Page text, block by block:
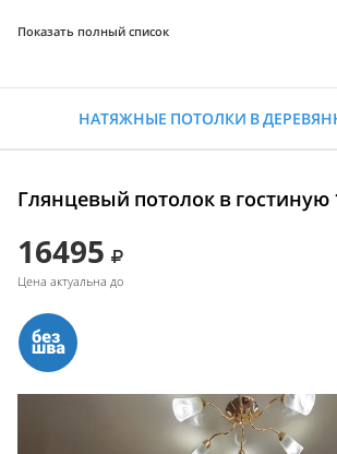
Показать полный список
НАТЯЖНЫЕ ПОТОЛКИ В
Глянцевый потолок в гостиную
16495
Цена актуальна до